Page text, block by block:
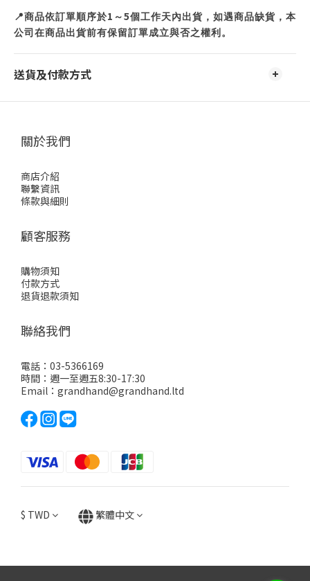
📍商品依訂單順序於1 ～5個工作天內出貨，如遇商品缺貨，本
公司在商品出貨前有保留訂單成立與否之權利。
送貨及付款方式
關於我們
商店介紹
聯繫資訊
條款與細則
顧客服務
購物須知
付款方式
退貨退款須知
聯絡我們
電話：03-5366169
時間：週一至週五8:30-17:30
Email：grandhand@grandhand.ltd
$ TWD 繁體中文